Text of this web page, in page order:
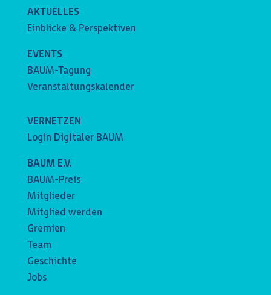
AKTUELLES
Einblicke & Perspektiven
EVENTS
BAUM-Tagung
Veranstaltungskalender
VERNETZEN
Login Digitaler BAUM
BAUM E.V.
BAUM-Preis
Mitglieder
Mitglied werden
Gremien
Team
Geschichte
Jobs